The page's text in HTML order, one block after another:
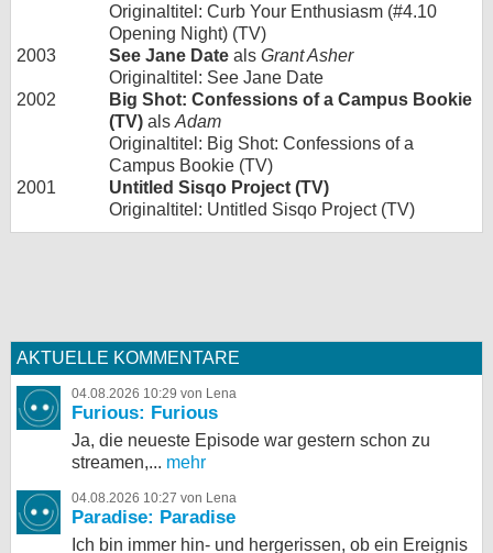
Originaltitel: Curb Your Enthusiasm (#4.10
Opening Night) (TV)
2003
See Jane Date als Grant Asher
Originaltitel: See Jane Date
2002
Big Shot: Confessions of a Campus Bookie
(TV) als Adam
Originaltitel: Big Shot: Confessions of a
Campus Bookie (TV)
2001
Untitled Sisqo Project (TV)
Originaltitel: Untitled Sisqo Project (TV)
AKTUELLE KOMMENTARE
04.08.2026 10:29 von Lena
Furious: Furious
Ja, die neueste Episode war gestern schon zu
streamen,... mehr
04.08.2026 10:27 von Lena
Paradise: Paradise
Ich bin immer hin- und hergerissen, ob ein Ereignis